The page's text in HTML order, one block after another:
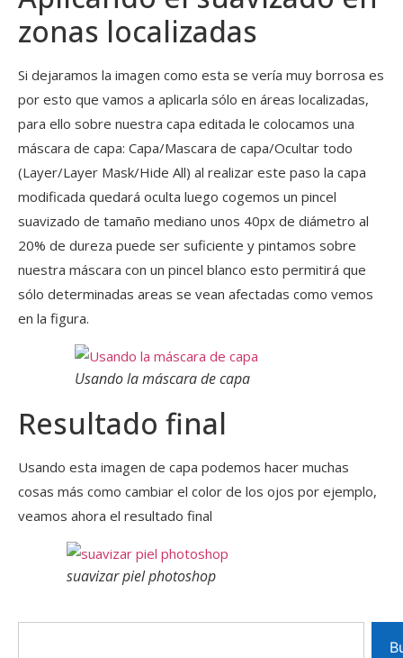
zonas localizadas
Si dejaramos la imagen como esta se vería muy borrosa es
por esto que vamos a aplicarla sólo en áreas localizadas,
para ello sobre nuestra capa editada le colocamos una
máscara de capa: Capa/Mascara de capa/Ocultar todo
(Layer/Layer Mask/Hide All) al realizar este paso la capa
modificada quedará oculta luego cogemos un pincel
suavizado de tamaño mediano unos 40px de diámetro al
20% de dureza puede ser suficiente y pintamos sobre
nuestra máscara con un pincel blanco esto permitirá que
sólo determinadas areas se vean afectadas como vemos
en la figura.
Usando la máscara de capa
Resultado final
Usando esta imagen de capa podemos hacer muchas
cosas más como cambiar el color de los ojos por ejemplo,
veamos ahora el resultado final
suavizar piel photoshop